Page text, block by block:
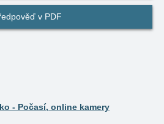
v PDF
- Počasí, online kamery